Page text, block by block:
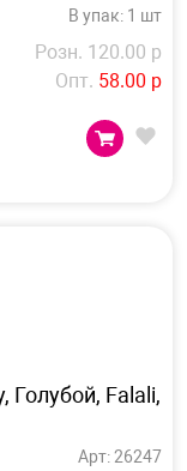
В упак: 1 шт
Розн. 120.00 р
Опт. 58.00 р
Falali,
Арт: 26247